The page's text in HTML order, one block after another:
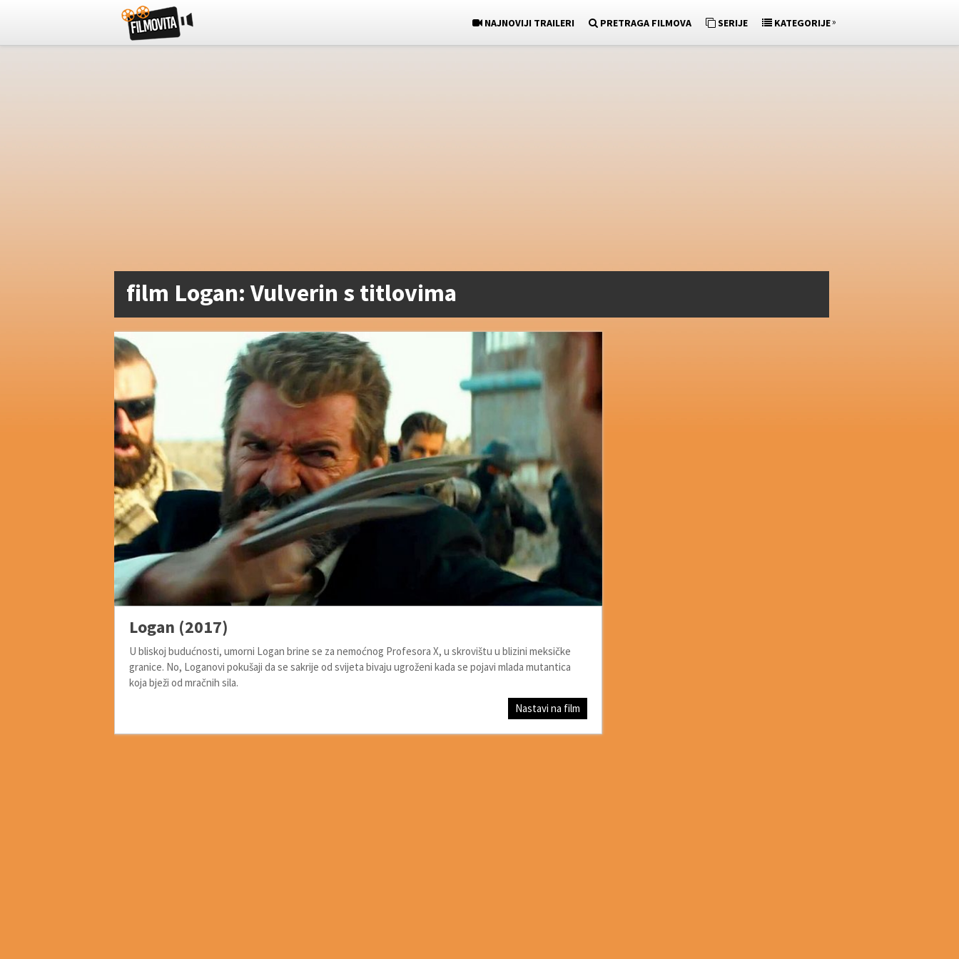
NAJNOVIJI TRAILERI PRETRAGA FILMOVA SERIJE KATEGORIJE»
film Logan: Vulverin s titlovima
Logan (2017)
U bliskoj budućnosti, umorni Logan brine se za nemoćnog Profesora X, u skrovištu u blizini meksičke
granice. No, Loganovi pokušaji da se sakrije od svijeta bivaju ugroženi kada se pojavi mlada mutantica
koja bježi od mračnih sila.
Nastavi na film